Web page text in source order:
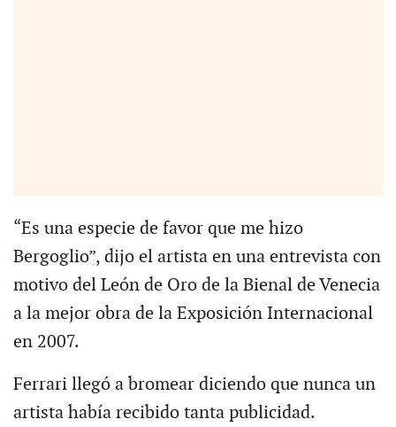
“Es una especie de favor que me hizo
Bergoglio”, dijo el artista en una entrevista con
motivo del León de Oro de la Bienal de Venecia
a la mejor obra de la Exposición Internacional
en 2007.
Ferrari llegó a bromear diciendo que nunca un
artista había recibido tanta publicidad.